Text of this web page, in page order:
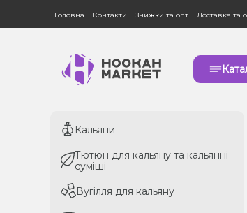
Головна Контакти Знижки та опт Доставка та
Кальяни
Тютюн для кальяну та кальянні
суміші
Вугілля для кальяну
Кальяни
Тютюн для кальяну та кальянні
суміші
Вугілля для кальяну